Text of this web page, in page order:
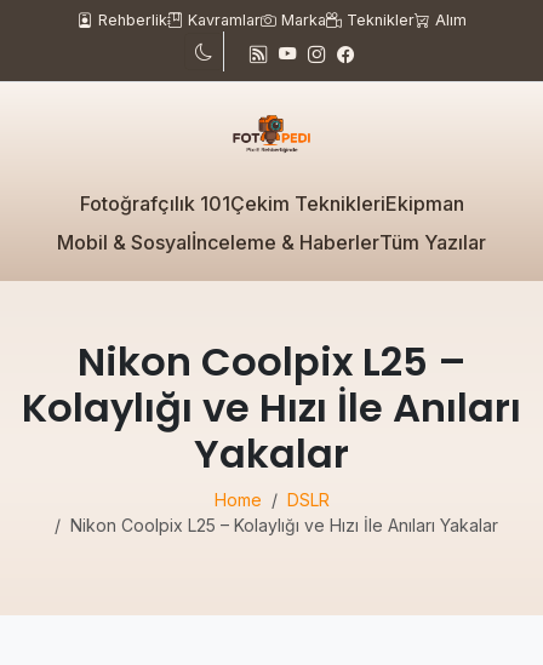
Rehberlik Kavramlar Marka Teknikler Alım
Fotoğrafçılık 101Çekim TeknikleriEkipman
Mobil & Sosyalİnceleme & HaberlerTüm Yazılar
Nikon Coolpix L25 –
Kolaylığı ve Hızı İle Anıları
Yakalar
Home
DSLR
Nikon Coolpix L25 – Kolaylığı ve Hızı İle Anıları Yakalar